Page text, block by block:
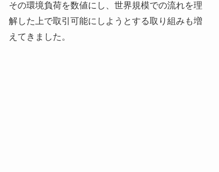
その環境負荷を数値にし、世界規模での流れを理
解した上で取引可能にしようとする取り組みも増
えてきました。